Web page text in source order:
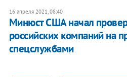
16 апреля 2021, 08:40
Минюст США начал
российских компаний на
спецслужбами